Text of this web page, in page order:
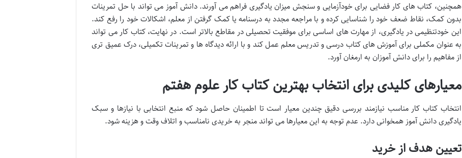
همچنین، کتاب های کار فضایی برای خودآزمایی و سنجش میزان یادگیری فراهم می آورند. دانش آموز می تواند با حل تمرینات
بدون کمک، نقاط ضعف خود را شناسایی کرده و با مراجعه مجدد به درسنامه یا کمک گرفتن از معلم، اشکالات خود را رفع کند.
این خودتنظیمی در یادگیری، از مهارت های اساسی برای موفقیت تحصیلی در مقاطع بالاتر است. در نهایت، کتاب کار می تواند
به عنوان مکملی برای آموزش های کتاب درسی و تدریس معلم عمل کند و با ارائه دیدگاه ها و تمرینات تکمیلی، درک عمیق تری
از مفاهیم را برای دانش آموزان به ارمغان آورد.
معیارهای کلیدی برای انتخاب بهترین کتاب کار علوم هفتم
انتخاب کتاب کار مناسب نیازمند بررسی دقیق چندین معیار است تا اطمینان حاصل شود که منبع انتخابی با نیازها و سبک
یادگیری دانش آموز همخوانی دارد. عدم توجه به این معیارها می تواند منجر به خریدی نامناسب و اتلاف وقت و هزینه شود.
تعیین هدف از خرید